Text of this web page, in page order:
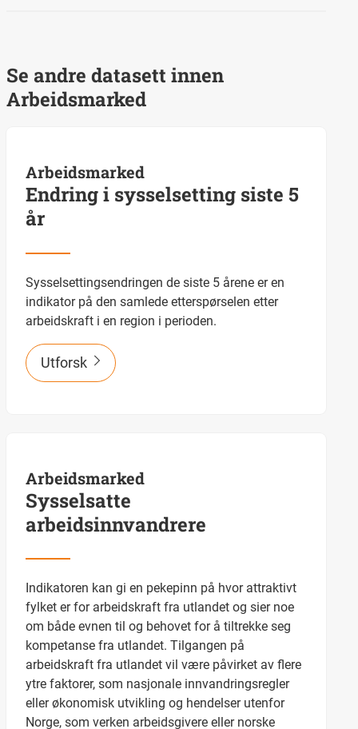
Se andre datasett innen
Arbeidsmarked
Arbeidsmarked
Endring i sysselsetting siste 5
år
Sysselsettingsendringen de siste 5 årene er en
indikator på den samlede etterspørselen etter
arbeidskraft i en region i perioden.
Utforsk
Arbeidsmarked
Sysselsatte
arbeidsinnvandrere
Indikatoren kan gi en pekepinn på hvor attraktivt
fylket er for arbeidskraft fra utlandet og sier noe
om både evnen til og behovet for å tiltrekke seg
kompetanse fra utlandet. Tilgangen på
arbeidskraft fra utlandet vil være påvirket av flere
ytre faktorer, som nasjonale innvandringsregler
eller økonomisk utvikling og hendelser utenfor
Norge, som verken arbeidsgivere eller norske